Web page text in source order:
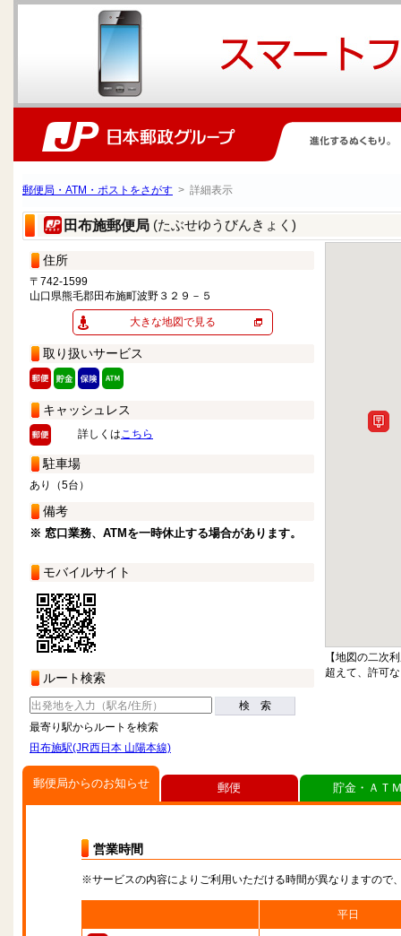
郵便局・ATM・ポストをさがす > 詳細表示
田布施郵便局 (たぶせゆうびんきょく)
住所
〒742-1599
山口県熊毛郡田布施町波野３２９－５
大きな地図で見る
取り扱いサービス
キャッシュレス
詳しくはこちら
駐車場
あり（5台）
備考
※ 窓口業務、ATMを一時休止する場合があります。
モバイルサイト
ルート検索
検 索
最寄り駅からルートを検索
田布施駅(JR西日本 山陽本線)
【地図の二次
超えて、許可
郵便局からのお知らせ
営業時間
※サービスの内容によりご利用いただける時間が異なりますので
平日
郵便 貯金・ＡＴ